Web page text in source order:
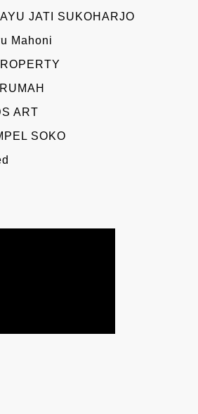
JATI SUKOHARJO
Mahoni
ART
SOKO